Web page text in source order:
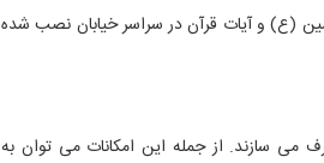
(ع) و آیات قرآن در سراسر خیابان نصب شده
می سازند. از جمله این امکانات می توان به